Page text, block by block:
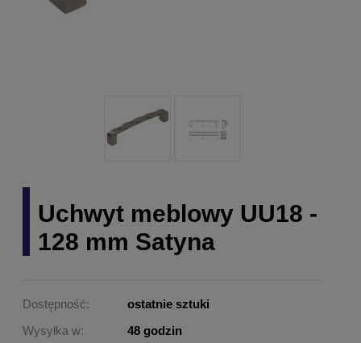
Uchwyt meblowy UU18 -
128 mm Satyna
Dostępność:
ostatnie sztuki
Wysyłka w:
48 godzin